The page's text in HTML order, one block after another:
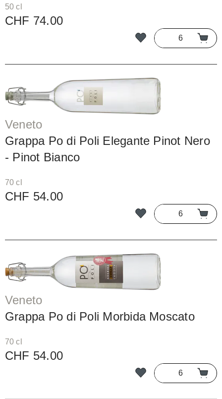
50 cl
CHF 74.00
Veneto
Grappa Po di Poli Elegante Pinot Nero
- Pinot Bianco
70 cl
CHF 54.00
Veneto
Grappa Po di Poli Morbida Moscato
70 cl
CHF 54.00